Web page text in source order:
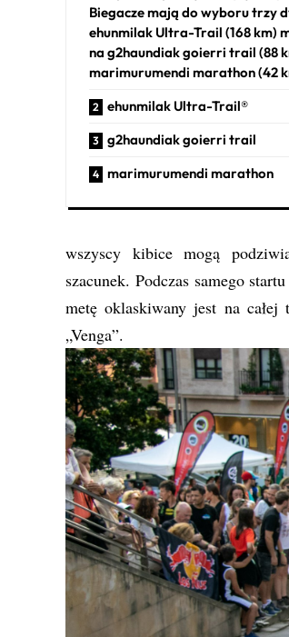
Biegacze mają do wyboru trzy
ehunmilak Ultra-Trail (168 km)
na g2haundiak goierri trail (88
marimurumendi marathon (42
ehunmilak Ultra-Trail®
g2haundiak goierri trail
marimurumendi marathon
wszyscy kibice mogą
szacunek. Podczas samego
metę oklaskiwany jest na całej
„Venga”.